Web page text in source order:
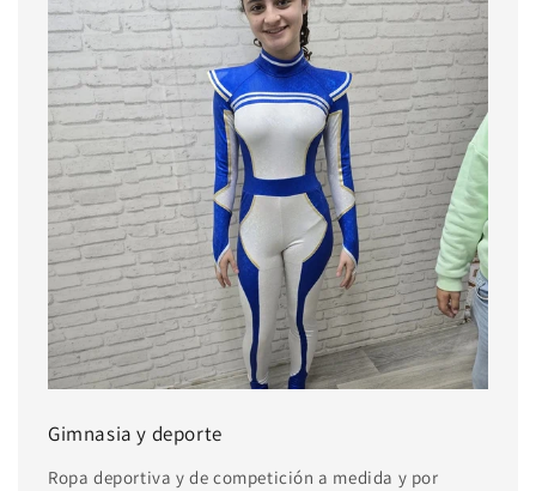
Gimnasia y deporte
Ropa deportiva y de competición a medida y por